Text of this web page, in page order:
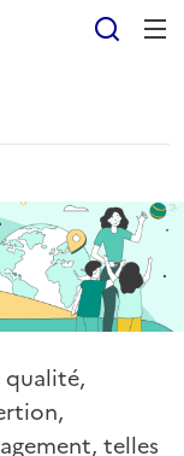
qualité,
telles